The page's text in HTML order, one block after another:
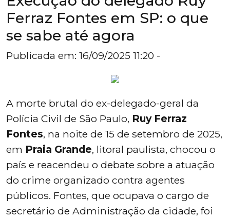
Ferraz Fontes em SP: o que
se sabe até agora
Publicada em: 16/09/2025 11:20 -
A morte brutal do ex-delegado-geral da
Polícia Civil de São Paulo, Ruy Ferraz
Fontes, na noite de 15 de setembro de 2025,
em Praia Grande, litoral paulista, chocou o
país e reacendeu o debate sobre a atuação
do crime organizado contra agentes
públicos. Fontes, que ocupava o cargo de
secretário de Administração da cidade, foi